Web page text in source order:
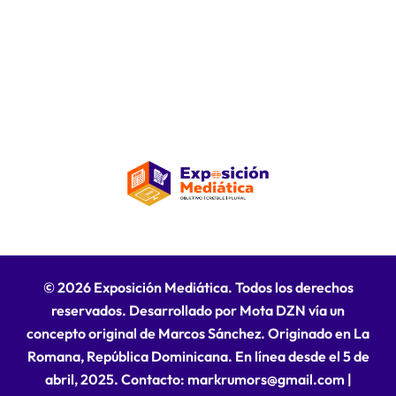
© 2026 Exposición Mediática. Todos los derechos
reservados. Desarrollado por Mota DZN vía un
concepto original de Marcos Sánchez. Originado en La
Romana, República Dominicana. En línea desde el 5 de
abril, 2025. Contacto: markrumors@gmail.com |